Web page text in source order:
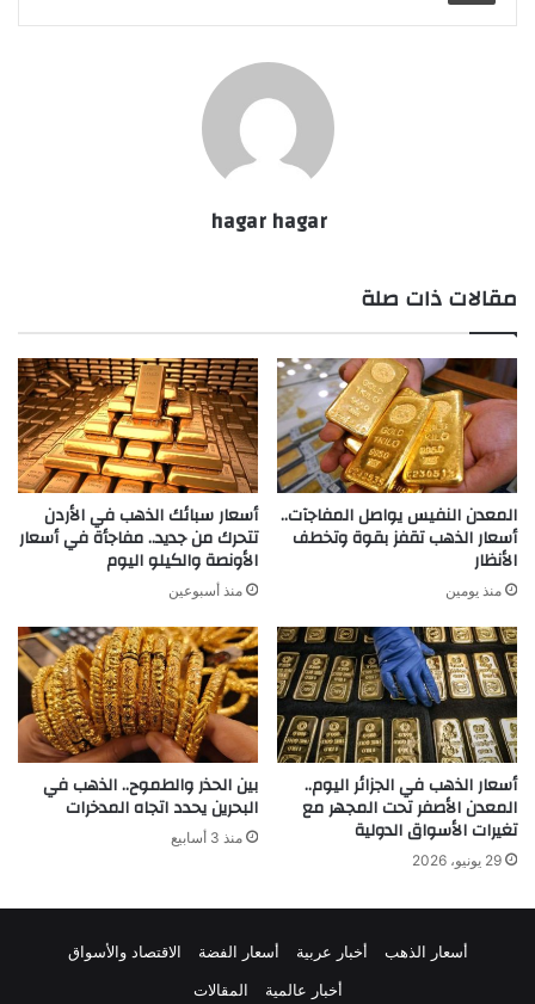
hagar hagar
مقالات ذات صلة
المعدن النفيس يواصل المفاجآت..
أسعار الذهب تقفز بقوة وتخطف
الأنظار
منذ يومين
أسعار سبائك الذهب في الأردن
تتحرك من جديد.. مفاجأة في أسعار
الأونصة والكيلو اليوم
منذ أسبوعين
أسعار الذهب في الجزائر اليوم..
المعدن الأصفر تحت المجهر مع
تغيرات الأسواق الدولية
29 يونيو، 2026
بين الحذر والطموح.. الذهب في
البحرين يحدد اتجاه المدخرات
منذ 3 أسابيع
أسعار الذهب أخبار عربية أسعار الفضة
الاقتصاد والأسواق
أخبار عالمية
المقالات